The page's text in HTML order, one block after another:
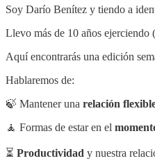
Soy Darío Benítez y tiendo a
Llevo más de 10 años ejerciendo
Aquí encontrarás una edición
Hablaremos de:
🍃 Mantener una relación
🧘 Formas de estar en el
⏳ Productividad y nuestra